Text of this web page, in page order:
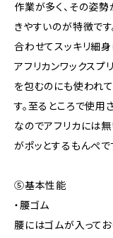
作業が多く、その姿
きやすいのが特徴で
合わせてスッキリ細身
アフリカンワックスプ
を包むのにも使われ
す。至るところで使
なのでアフリカには
がポッとするもんぺで
⑤基本性能
・腰ゴム
腰にはゴムが入ってお